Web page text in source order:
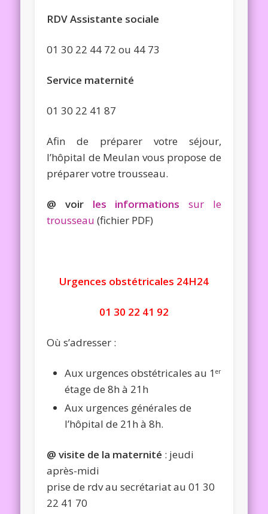
RDV Assistante sociale
01 30 22 44 72 ou 44 73
Service maternité
01 30 22 41 87
Afin de préparer votre séjour,
l’hôpital de Meulan vous propose de
préparer votre trousseau.
@ voir les informations sur le
trousseau (fichier PDF)
Urgences obstétricales 24H24
01 30 22 41 92
Où s’adresser :
Aux urgences obstétricales au 1er
étage de 8h à 21h
Aux urgences générales de
l’hôpital de 21h à 8h.
@ visite de la maternité : jeudi
après-midi
prise de rdv au secrétariat au 01 30
22 41 70